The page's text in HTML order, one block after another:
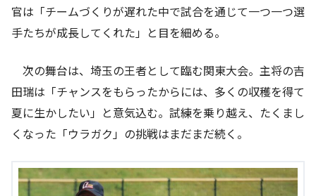
官は「チームづくりが遅れた中で試合を通じて一つ一つ選
手たちが成長してくれた」と目を細める。
次の舞台は、埼玉の王者として臨む関東大会。主将の吉
田瑞は「チャンスをもらったからには、多くの収穫を得て
夏に生かしたい」と意気込む。試練を乗り越え、たくまし
くなった「ウラガク」の挑戦はまだまだ続く。